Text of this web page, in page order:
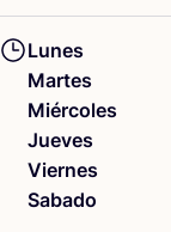
Lunes
Martes
Miércoles
Jueves
Viernes
Sabado